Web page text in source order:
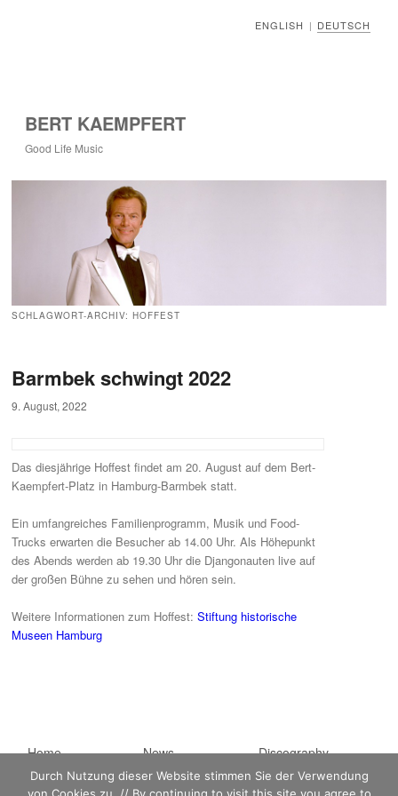
ENGLISH | DEUTSCH
BERT KAEMPFERT
Good Life Music
SCHLAGWORT-ARCHIV: HOFFEST
Barmbek schwingt 2022
9. August, 2022
Das diesjährige Hoffest findet am 20. August auf dem Bert-
Kaempfert-Platz in Hamburg-Barmbek statt.
Ein umfangreiches Familienprogramm, Musik und Food-
Trucks erwarten die Besucher ab 14.00 Uhr. Als Höhepunkt
des Abends werden ab 19.30 Uhr die Djangonauten live auf
der großen Bühne zu sehen und hören sein.
Weitere Informationen zum Hoffest: Stiftung historische
Museen Hamburg
Hauptmenü Zum primären Inhalt
springen
Zum sekundären
Inhalt springen
Home News
Discography
Sheet Music
Biography Kontakt
Durch Nutzung dieser Website stimmen Sie der Verwendung